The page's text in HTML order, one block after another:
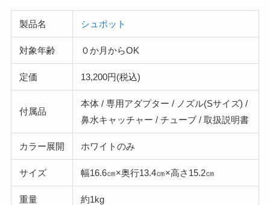
製品名 シュポット
対象年齢 ０か月からOK
定価 13,200円(税込)
付属品
本体 / 専用アダプター / ノズル(Sサイズ) /
鼻水キャッチャー / チューブ / 取扱説明書
カラー展開 ホワイトのみ
サイズ 幅16.6㎝×奥行13.4㎝×高さ15.2㎝
重量 約1kg